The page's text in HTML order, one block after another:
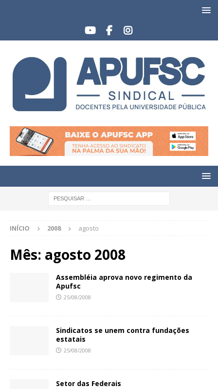
INÍCIO 2008 agosto
Mês: agosto 2008
Assembléia aprova novo regimento da
Apufsc
25/08/2008
Sindicatos se unem contra fundações
estatais
25/08/2008
Setor das Federais